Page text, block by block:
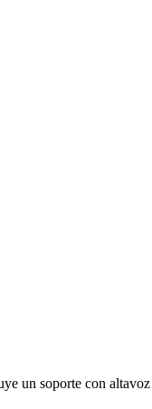
un soporte con